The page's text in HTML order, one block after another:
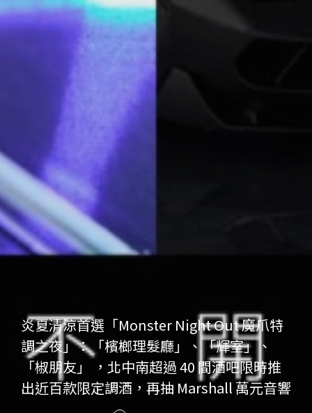
炎夏清涼首選「Monster Night Out 魔爪特
調之夜」：「檳榔理髮廳」、「輝室」、
「椒朋友」 ，北中南超過 40 間酒吧限時推
出近百款限定調酒，再抽 Marshall 萬元音響